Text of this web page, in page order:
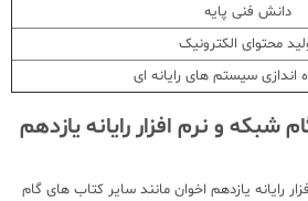
دانش فنی پایه
محتوای الکترونیک
اندازی سیستم های رایانه ای
شبکه و نرم افزار رایانه یازدهم
رایانه یازدهم اخوان مانند سایر کتاب های گام